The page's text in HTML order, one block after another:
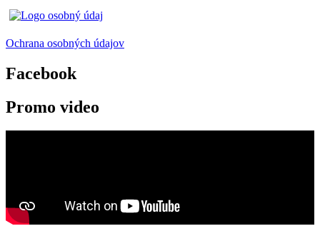
Ochrana osobných údajov
Facebook
Promo video